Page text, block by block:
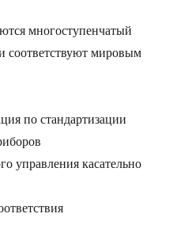
многоступенчатый
соответствуют мировым
по стандартизации
управления касательно